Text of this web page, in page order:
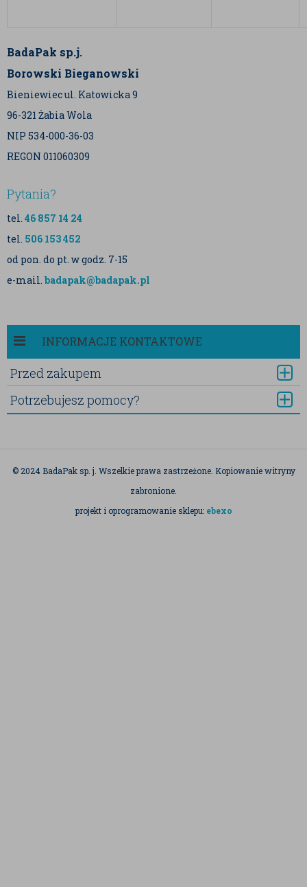
BadaPak sp.j.
Borowski Bieganowski
Bieniewiec ul. Katowicka 9
96-321 Żabia Wola
NIP 534-000-36-03
REGON 011060309
Pytania?
tel. 46 857 14 24
tel. 506 153 452
od pon. do pt. w godz. 7-15
e-mail. badapak@badapak.pl
INFORMACJE KONTAKTOWE
Przed zakupem
Potrzebujesz pomocy?
© 2024 BadaPak sp. j. Wszelkie prawa zastrzeżone. Kopiowanie witryny
zabronione.
projekt i oprogramowanie sklepu: ebexo